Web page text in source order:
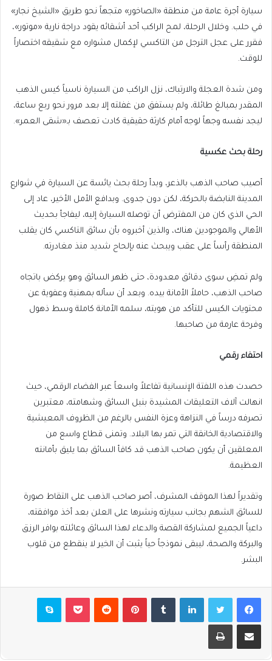
سيارة أجرة عامة من منطقة «الصاخور» متجهاً نحو طريق «الشيخ نجار»
في حلب. وخلال الرحلة، لمح الراكب أحد أشقائه يقود دراجة نارية «موتور»،
فقرر على عجل الترجل من التاكسي لإكمال مشواره مع شقيقه اختصاراً
للوقت.
ومن شدة العجلة والارتباك، نزل الراكب من السيارة ناسياً كيس الذهب
المقدر بمبالغ طائلة، ولم يستفق من غفلته إلا بعد مرور نحو ربع ساعة،
ليجد نفسه وجهاً لوجه أمام كارثة حقيقية كادت تعصف بـ«شقى العمر».
رحلة بحث عكسية
أصيب صاحب الذهب بالذعر، وبدأ رحلة بحث يائسة عن السيارة في شوارع
المدينة النابضة بالحركة، لكن دون جدوى. وبدافع الأمل الأخير، عاد إلى
الحي الذي كان من المفترض أن توصله السيارة إليه، ليفاجأ بحديث
الأهالي والموجودين هناك، والذين أخبروه بأن سائق التاكسي كان يقلب
المنطقة رأساً على عقب ويبحث عنه بإلحاح شديد منذ مغادرته.
ولم تمضِ سوى دقائق معدودة، حتى ظهر السائق وهو يركض باتجاه
صاحب الذهب، حاملاً الأمانة بيده. وبعد أن سأله بمهنية وعفوية عن
محتويات الكيس للتأكد من هويته، سلمه الأمانة كاملة وسط ذهول
وفرحة عارمة من صاحبها.
احتفاء رقمي
حصدت هذه اللفتة الإنسانية تفاعلاً واسعاً عبر الفضاء الرقمي، حيث
انهالت آلاف التعليقات المشيدة بنبل السائق وشهامته، معتبرين
تصرفه درساً في النزاهة وعزة النفس بالرغم من الظروف المعيشية
والاقتصادية الخانقة التي تمر بها البلاد. وتمنى قطاع واسع من
المعلقين أن يكون صاحب الذهب قد كافأ السائق بما يليق بأمانته
العظيمة.
وتقديراً لهذا الموقف المشرف، أصر صاحب الذهب على التقاط صورة
للسائق الشهم بجانب سيارته ونشرها على العلن بعد أخذ موافقته،
داعياً الجميع لمشاركة القصة والدعاء لهذا السائق وعائلته بوافر الرزق
والبركة والصحة، ليبقى نموذجاً حياً يثبت أن الخير لا ينقطع من قلوب
البشر.
فيسبوكتويتر لينكدإن بينتيريست بوكيت سكايب
مشاركة عبر البريد طباعة